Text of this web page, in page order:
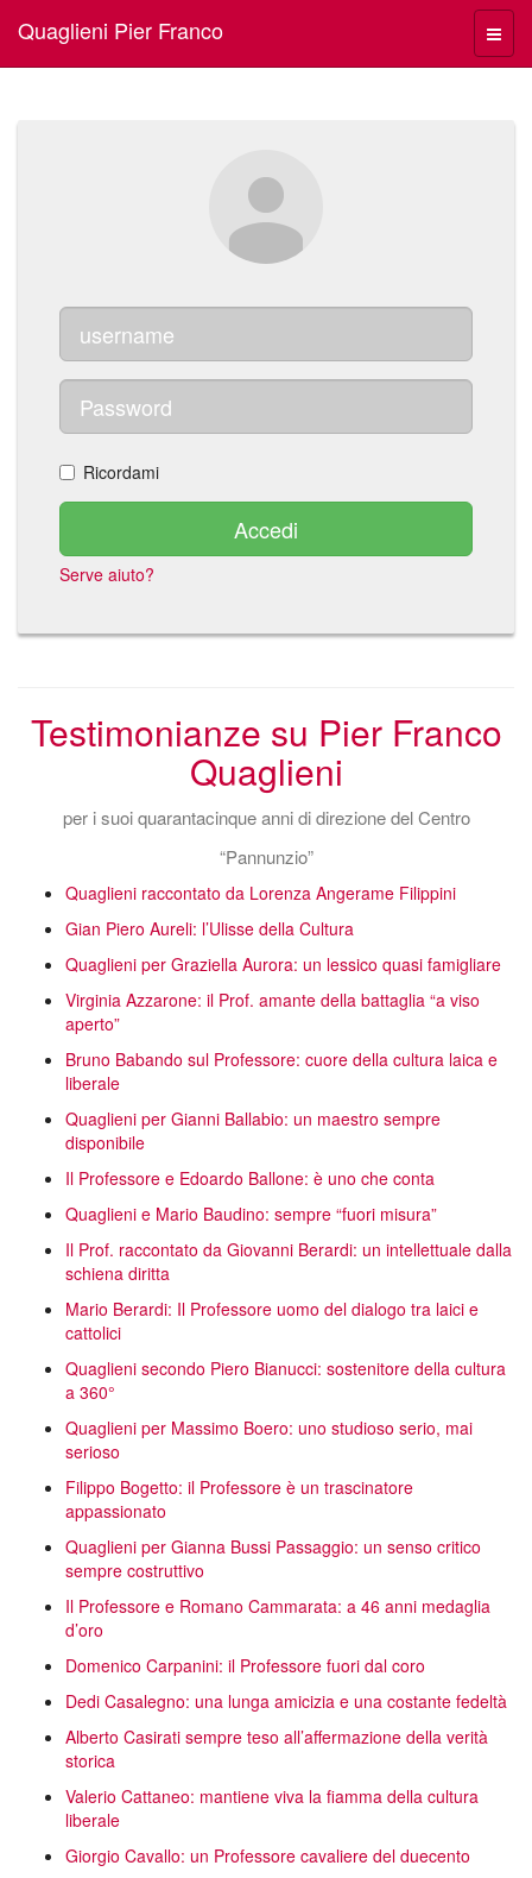
Menù
Quaglieni Pier Franco
Ricordami
Accedi
Serve aiuto?
Testimonianze su Pier Franco
Quaglieni
per i suoi quarantacinque anni di direzione del Centro
“Pannunzio”
Quaglieni raccontato da Lorenza Angerame Filippini
Gian Piero Aureli: l’Ulisse della Cultura
Quaglieni per Graziella Aurora: un lessico quasi famigliare
Virginia Azzarone: il Prof. amante della battaglia “a viso
aperto”
Bruno Babando sul Professore: cuore della cultura laica e
liberale
Quaglieni per Gianni Ballabio: un maestro sempre
disponibile
Il Professore e Edoardo Ballone: è uno che conta
Quaglieni e Mario Baudino: sempre “fuori misura”
Il Prof. raccontato da Giovanni Berardi: un intellettuale dalla
schiena diritta
Mario Berardi: Il Professore uomo del dialogo tra laici e
cattolici
Quaglieni secondo Piero Bianucci: sostenitore della cultura
a 360°
Quaglieni per Massimo Boero: uno studioso serio, mai
serioso
Filippo Bogetto: il Professore è un trascinatore
appassionato
Quaglieni per Gianna Bussi Passaggio: un senso critico
sempre costruttivo
Il Professore e Romano Cammarata: a 46 anni medaglia
d’oro
Domenico Carpanini: il Professore fuori dal coro
Dedi Casalegno: una lunga amicizia e una costante fedeltà
Alberto Casirati sempre teso all’affermazione della verità
storica
Valerio Cattaneo: mantiene viva la fiamma della cultura
liberale
Giorgio Cavallo: un Professore cavaliere del duecento